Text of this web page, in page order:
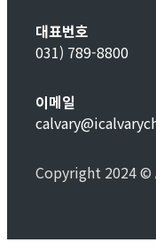
대표번호
031) 789-8800
이메일
Copyright 2024 ©